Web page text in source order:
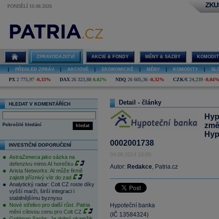
PONDĚLÍ 10.08.2026
ZPRAVODAJSTVÍ AKCIE & FONDY MĚNY & SAZBY
PŘEHLED ZPRÁV AKCIOVÉ EKONOMICKÉ MĚNY KOMODITY
PX 2 775,97 -0,33% DAX 26 323,88 0,02% NDQ 26 605,36 -0,32% CZK/€ 24,239 -0,04%
HLEDAT V KOMENTÁŘÍCH
hledat
Pokročilé hledání
INVESTIČNÍ DOPORUČENÍ
AstraZeneca jako sázka na
defenzivu mimo AI horečku
Arista Networks: AI může firmě
zajistit příznivý vítr do zad
Analytický radar: Colt CZ roste díky
vyšší marži, širší integraci i
stabilnějšímu byznysu
Nové střelivo pro další růst. Patria
mění cílovou cenu pro Colt CZ
Detail - články
0002001738
04.08.2014 10:00
Autor: Redakce, Patria.cz
Hypoteční banka
(IČ 13584324)